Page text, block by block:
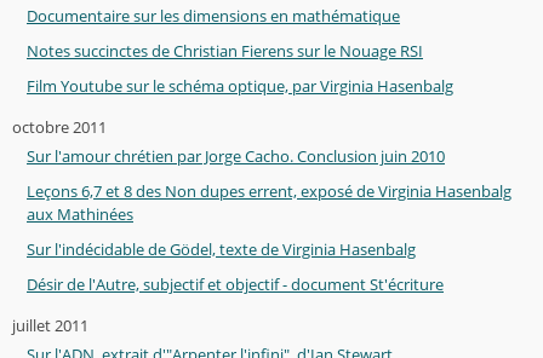
Documentaire sur les dimensions en mathématique
Notes succinctes de Christian Fierens sur le Nouage RSI
Film Youtube sur le schéma optique, par Virginia Hasenbalg
octobre 2011
Sur l'amour chrétien par Jorge Cacho. Conclusion juin 2010
Leçons 6,7 et 8 des Non dupes errent, exposé de Virginia Hasenbalg
aux Mathinées
Sur l'indécidable de Gödel, texte de Virginia Hasenbalg
Désir de l'Autre, subjectif et objectif - document St'écriture
juillet 2011